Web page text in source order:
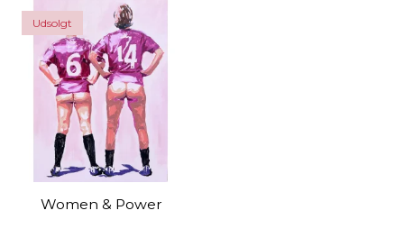
Udsolgt
Women & Power